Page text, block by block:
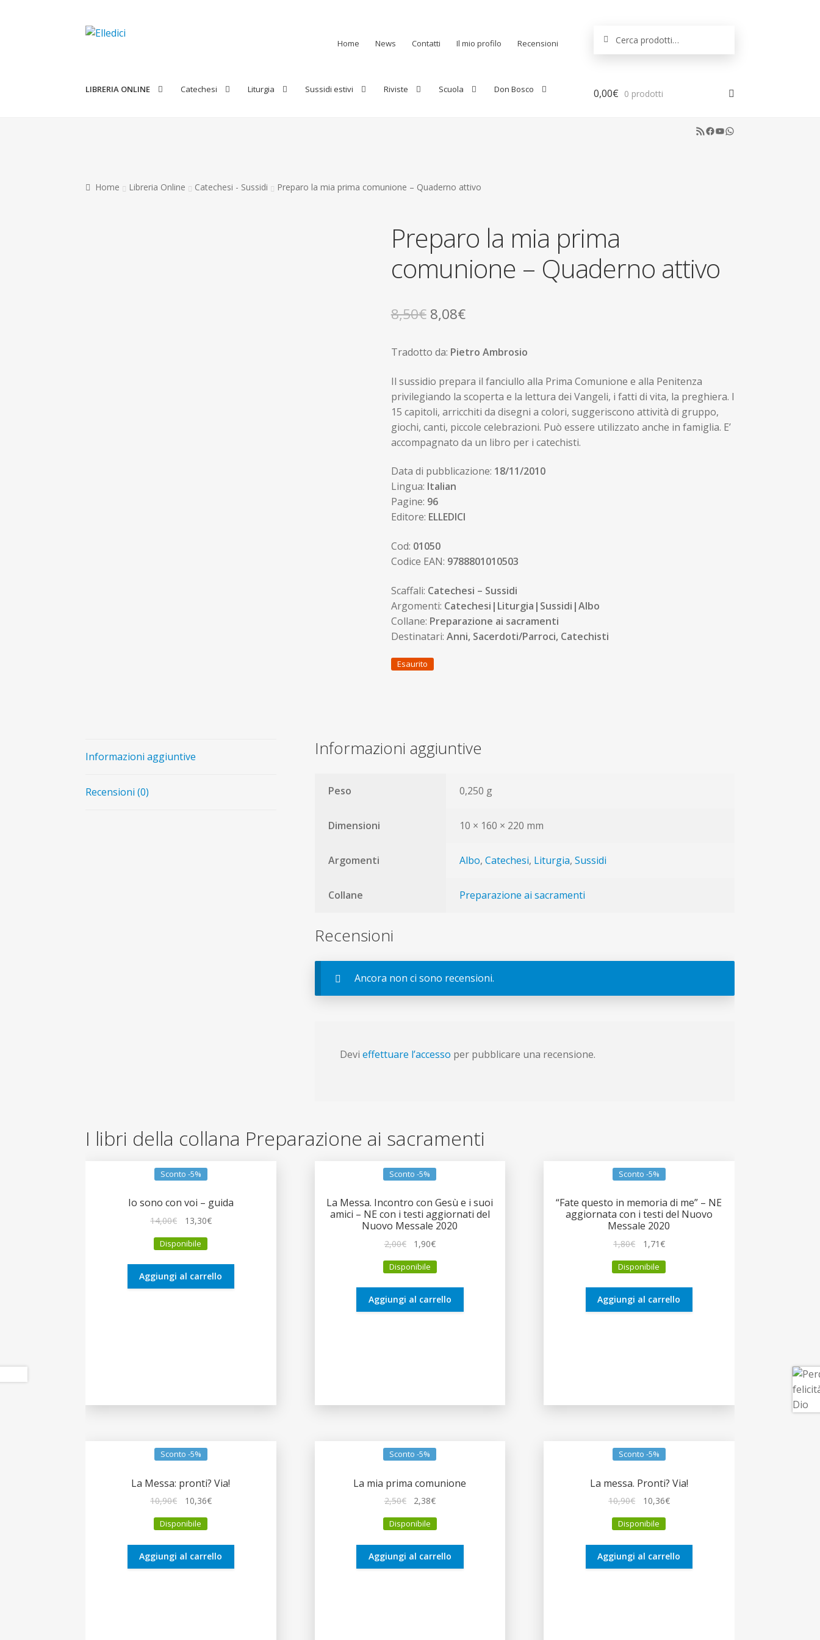
Vai
Vai
Home News Contatti Il mio profilo Recensioni
LIBRERIA ONLINE Catechesi Liturgia Sussidi estivi Riviste Scuola Don Bosco 0,00€ 0 prodotti
RSS Feed
Facebook
YouTube
WhatsApp
Home Libreria Online Catechesi - Sussidi Preparo la mia prima comunione – Quaderno attivo
Preparo la mia prima
comunione – Quaderno attivo
8,50€ Il
originale
era:
8,50€.
8,08€Il
attuale
è:
8,08€.
Tradotto da: Pietro Ambrosio
Il sussidio prepara il fanciullo alla Prima Comunione e alla Penitenza
privilegiando la scoperta e la lettura dei Vangeli, i fatti di vita, la preghiera. I
15 capitoli, arricchiti da disegni a colori, suggeriscono attività di gruppo,
giochi, canti, piccole celebrazioni. Può essere utilizzato anche in famiglia. E’
accompagnato da un libro per i catechisti.
Data di pubblicazione: 18/11/2010
Lingua: Italian
Pagine: 96
Editore: ELLEDICI
Cod: 01050
Codice EAN: 9788801010503
Scaffali: Catechesi – Sussidi
Argomenti: Catechesi|Liturgia|Sussidi|Albo
Collane: Preparazione ai sacramenti
Destinatari: Anni, Sacerdoti/Parroci, Catechisti
Esaurito
Informazioni aggiuntive
Recensioni (0)
Informazioni aggiuntive
Peso 0,250 g
Dimensioni 10 × 160 × 220 mm
Argomenti Albo,Catechesi, Liturgia,Sussidi
Collane Preparazione ai sacramenti
Recensioni
Ancora non ci sono recensioni.
Devieffettuare l’accesso per pubblicare una recensione.
I libri della collana Preparazione ai sacramenti
Sconto -5%
Io sono con voi – guida
14,00€
originale
14,00€.
13,30€Il
13,30€.
Disponibile
Aggiungi al carrello
Sconto -5%
La Messa. Incontro con Gesù e i suoi
amici – NE con i testi aggiornati del
Nuovo Messale 2020
2,00€
originale
2,00€.
1,90€Il
attuale
1,90€.
Disponibile
Aggiungi al carrello
Sconto -5%
“Fate questo in memoria di me” – NE
aggiornata con i testi del Nuovo
Messale 2020
1,80€
originale
1,80€.
1,71€Il
attuale
1,71€.
Disponibile
Aggiungi al carrello
Sconto -5%
La Messa: pronti? Via!
10,90€
originale
10,90€.
10,36€Il
10,36€.
Disponibile
Aggiungi al carrello
Sconto -5%
La mia prima comunione
2,50€
originale
2,50€.
2,38€Il
attuale
2,38€.
Disponibile
Aggiungi al carrello
Sconto -5%
La messa. Pronti? Via!
10,90€
originale
10,90€.
10,36€Il
10,36€.
Disponibile
Aggiungi al carrello